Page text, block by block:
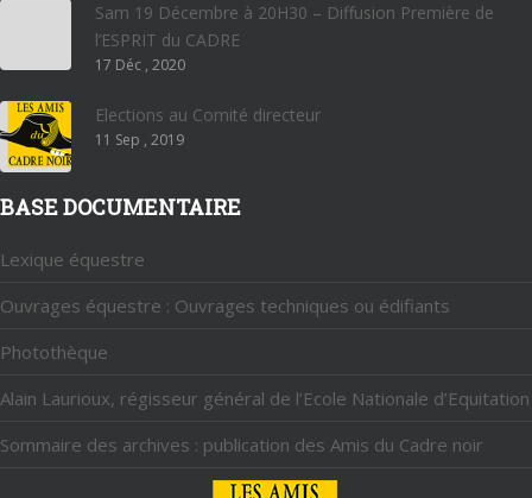
Sam 19 Décembre à 20H30 – Diffusion Première de
l’ESPRIT du CADRE
17 Déc , 2020
Elections au Comité directeur
11 Sep , 2019
BASE DOCUMENTAIRE
Lexique équestre
Ouvrages équestre : Ouvrages techniques ou édifiants
Photothèque
Alain Laurioux, régisseur général de l’Ecole Nationale d’Equitation
Sommaire des archives : publication des Amis du Cadre noir